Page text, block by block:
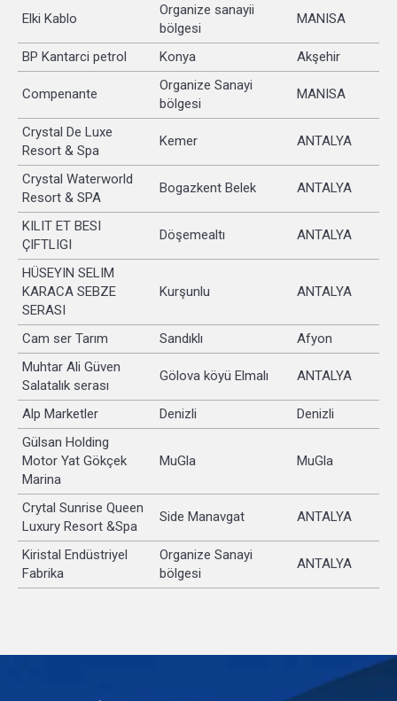
Elki Kablo
Organize sanayii
bölgesi
MANISA
BP Kantarci petrol Konya Akşehir
Compenante
Organize Sanayi
bölgesi
MANISA
Crystal De Luxe
Resort & Spa
Kemer ANTALYA
Crystal Waterworld
Resort & SPA
Bogazkent Belek ANTALYA
KILIT ET BESI
ÇIFTLIGI
Döşemealtı ANTALYA
HÜSEYIN SELIM
KARACA SEBZE
SERASI
Kurşunlu ANTALYA
Cam ser Tarım Sandıklı
Afyon
Muhtar Ali Güven
Salatalık serası
Gölova köyü Elmalı ANTALYA
Alp Marketler Denizli
Denizli
Gülsan Holding
Motor Yat Gökçek
Marina
MuGla MuGla
Crytal Sunrise Queen
Luxury Resort &Spa
Side Manavgat ANTALYA
Kiristal Endüstriyel
Fabrika
Organize Sanayi
bölgesi
ANTALYA